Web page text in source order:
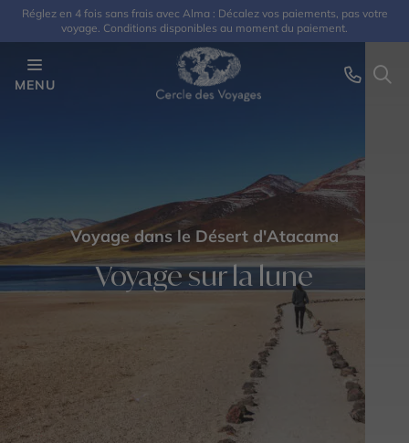
Réglez en 4 fois sans frais avec Alma : Décalez vos paiements, pas votre
voyage. Conditions disponibles au moment du paiement.
MENU
Voyage dans le Désert d'Atacama
Voyage sur la lune